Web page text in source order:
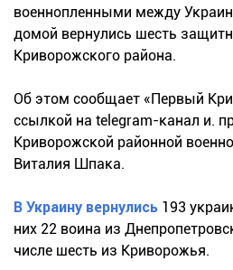
военнопленными между
домой вернулись шесть
Криворожского района.
Об этом сообщает «Первый
ссылкой на telegram-канал и.
Криворожской районной
Виталия Шпака.
В Украину вернулись 193
них 22 воина из
числе шесть из Криворожья.